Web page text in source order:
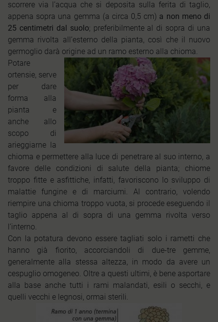
scorrere via l’acqua che si deposita sulla ferita di taglio,
appena sopra una gemma (a circa 0,5 cm) a non meno di
25 centimetri dal suolo; preferibilmente al di sopra di una
gemma rivolta all’esterno della pianta, così che il nuovo
germoglio darà origine ad un ramo esterno alla chioma.
Potare
ortensie, serve
per dare
forma alla
pianta e
anche allo
scopo di
arieggiarne la
chioma e permettere alla luce di penetrare al suo interno, a
favore delle condizioni di salute della pianta; chiome
troppo fitte e asfittiche, infatti, favoriscono lo sviluppo di
malattie fungine e di marciumi. Al contrario, volendo
riempire una chioma troppo vuota, si procede eseguendo il
taglio appena al di sopra di una gemma rivolta verso
l’interno.
Con la potatura devono essere tagliati solo i rametti che
hanno già fiorito, accorciandoli di due-tre gemme,
generalmente alla stessa altezza, in modo da avere un
cespuglio omogeneo. Oltre a questi ultimi, è bene asportare
alla base anche tutti i rami malandati, esili o secchi, e
quelli vecchi e legnosi, ormai sterili.